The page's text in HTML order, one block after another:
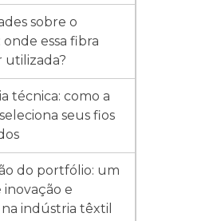
sobre o
essa fibra
utilizada?
técnica: como a
seus fios
do portfólio: um
inovação e
indústria têxtil